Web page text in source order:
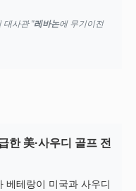
대사관 "레바논에 무기이전
한 美·사우디 골프 전
베테랑이 미국과 사우디